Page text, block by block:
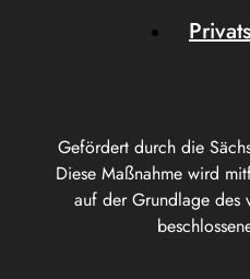
Gefördert durch die
Diese Maßnahme wird
auf der Grundlage des